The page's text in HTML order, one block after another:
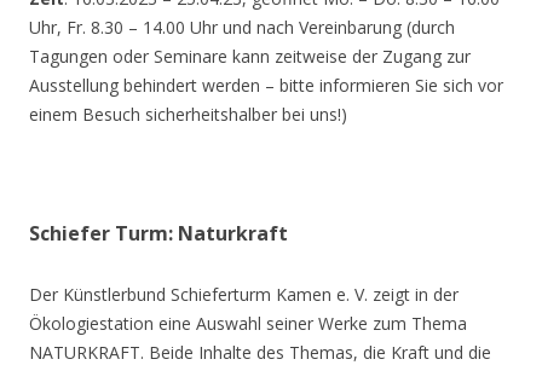
Uhr, Fr. 8.30 – 14.00 Uhr und nach Vereinbarung (durch
Tagungen oder Seminare kann zeitweise der Zugang zur
Ausstellung behindert werden – bitte informieren Sie sich vor
einem Besuch sicherheitshalber bei uns!)
Schiefer Turm: Naturkraft
Der Künstlerbund Schieferturm Kamen e. V. zeigt in der
Ökologiestation eine Auswahl seiner Werke zum Thema
NATURKRAFT. Beide Inhalte des Themas, die Kraft und die